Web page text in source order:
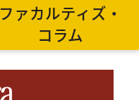
ファカルティズ・
コラム